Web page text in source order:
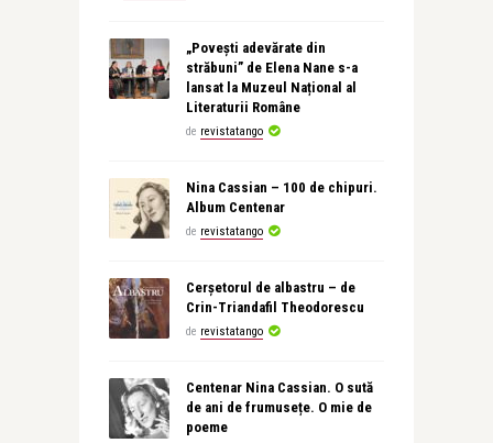
„Povești adevărate din
străbuni” de Elena Nane s-a
lansat la Muzeul Național al
Literaturii Române
de revistatango
Nina Cassian – 100 de chipuri.
Album Centenar
de revistatango
Cerșetorul de albastru – de
Crin-Triandafil Theodorescu
de revistatango
Centenar Nina Cassian. O sută
de ani de frumusețe. O mie de
poeme